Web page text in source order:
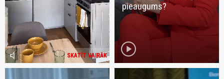
SKATĪT VAIRĀK
volume_mute
pieaugums?
play_circle